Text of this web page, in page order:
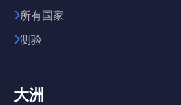
所有国家
测验
大洲